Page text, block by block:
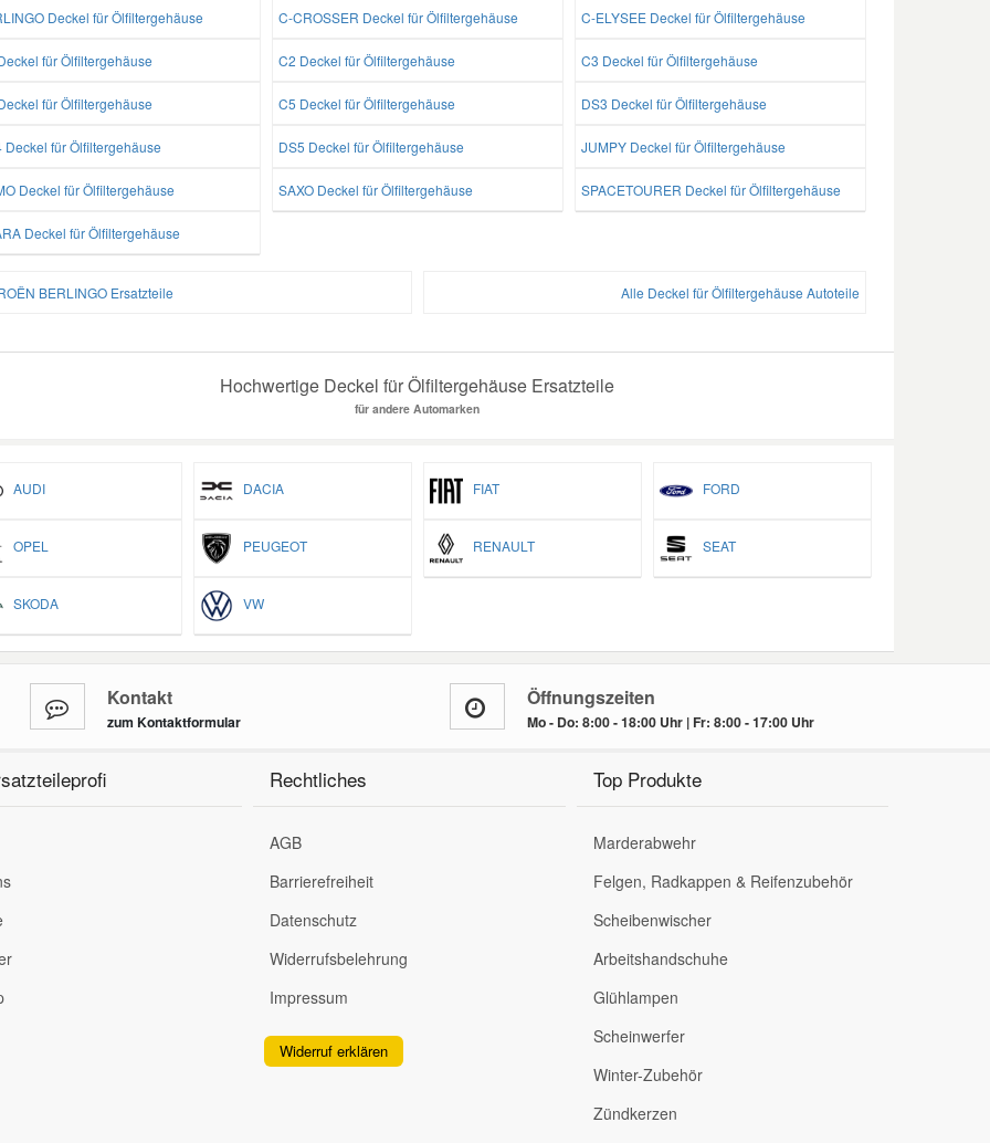
Deckel für Ölfiltergehäuse C-CROSSER Deckel für Ölfiltergehäuse C-ELYSEE Deckel für Ölfiltergehäuse
für Ölfiltergehäuse C2 Deckel für Ölfiltergehäuse C3 Deckel für Ölfiltergehäuse
für Ölfiltergehäuse C5 Deckel für Ölfiltergehäuse DS3 Deckel für Ölfiltergehäuse
Deckel für Ölfiltergehäuse DS5 Deckel für Ölfiltergehäuse JUMPY Deckel für Ölfiltergehäuse
Deckel für Ölfiltergehäuse SAXO Deckel für Ölfiltergehäuse SPACETOURER Deckel für Ölfiltergehäuse
Deckel für Ölfiltergehäuse
BERLINGO Ersatzteile Alle Deckel für Ölfiltergehäuse Autoteile
Hochwertige Deckel für Ölfiltergehäuse Ersatzteile
für andere Automarken
AUDI DACIA FIAT FORD
OPEL PEUGEOT RENAULT SEAT
SKODA VW
Kontakt
zum Kontaktformular
Öffnungszeiten
Mo - Do: 8:00 - 18:00 Uhr | Fr: 8:00 - 17:00 Uhr
Rechtliches
AGB
Barrierefreiheit
Datenschutz
Widerrufsbelehrung
Impressum
Widerruf erklären
Top Produkte
Marderabwehr
Felgen, Radkappen & Reifenzubehör
Scheibenwischer
Arbeitshandschuhe
Glühlampen
Scheinwerfer
Winter-Zubehör
Zündkerzen